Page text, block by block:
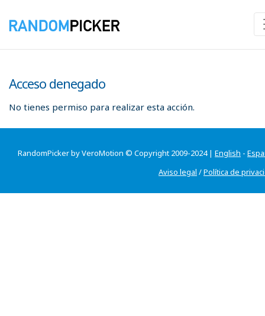
Acceso denegado
No tienes permiso para realizar esta acción.
RandomPicker by VeroMotion © Copyright 2009-2024 | English -
Aviso legal /Política de